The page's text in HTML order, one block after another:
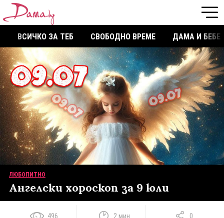
ВСИЧКО ЗА ТЕБ СВОБОДНО ВРЕМЕ ДАМА И БЕБЕ
ЛЮБОПИТНО
Ангелски хороскоп за 9 юли
496 2 мин 0